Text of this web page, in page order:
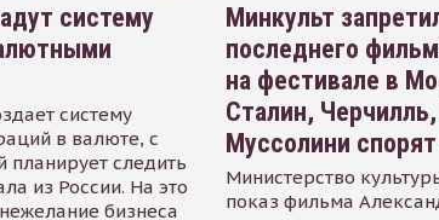
систему
систему
в валюте, с
следить
из России. На это
бизнеса
Минкульт
последнего
на фестивале в
Сталин,
Муссолини
Министерство
показ фильма